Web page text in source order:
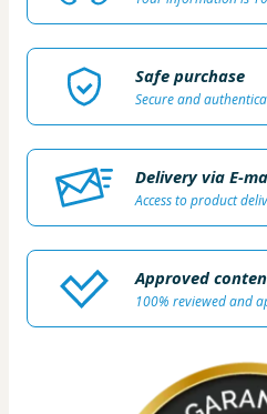
Safe purchase
Secure and
Delivery via E-
Access to product
Approved
100% reviewed and